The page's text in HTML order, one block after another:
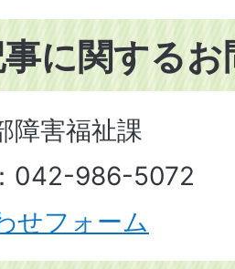
に関する
障害福祉課
042-986-5072
せフォーム